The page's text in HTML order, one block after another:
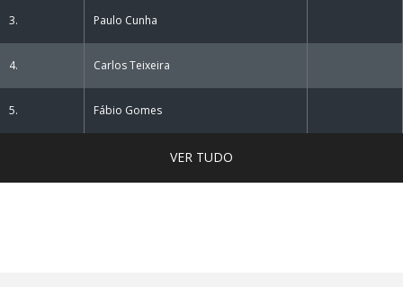
3. Paulo Cunha
4. Carlos Teixeira
5. Fábio Gomes
VER TUDO